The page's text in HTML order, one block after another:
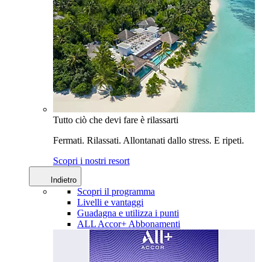
Tutto ciò che devi fare è rilassarti
Fermati. Rilassati. Allontanati dallo stress. E ripeti.
Scopri i nostri resort
Indietro
Scopri il programma
Livelli e vantaggi
Guadagna e utilizza i punti
ALL Accor+ Abbonamenti